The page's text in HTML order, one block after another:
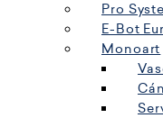
Pro
E-Bot
Monoart